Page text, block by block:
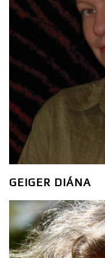
GEIGER DIÁNA